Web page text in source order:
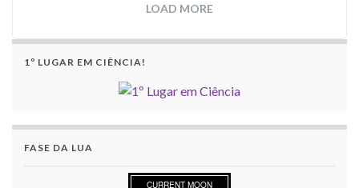
LOAD MORE
1º LUGAR EM CIÊNCIA!
FASE DA LUA